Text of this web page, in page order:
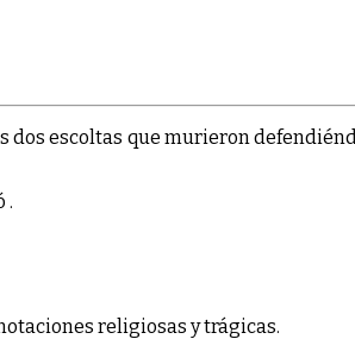
escoltas que murieron
.
religiosas y trágicas.